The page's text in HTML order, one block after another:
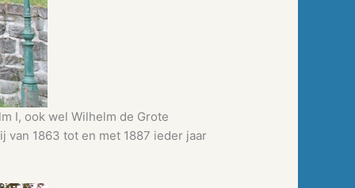
I, ook wel Wilhelm de Grote
1863 tot en met 1887 ieder jaar